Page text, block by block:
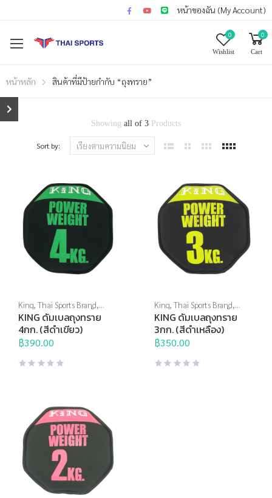
หน้าของฉัน (My Account)
0
Wishlist
0
Cart
หน้าหลัก สินค้าที่มีป้ายกำกับ “ถุงทราย”
Showing all of 3 Products
Sort by:
King,Thai Sports Brand,
ดัมเบล ,ถุงทราย ปลอกน้ำหนัก
สร้างกล้ามเนื้อ,อุปกรณ์บริหาร
กาย
KING ดัมเบลถุงทราย
4กก. (สีดำเขียว)
฿390.00
King,Thai Sports Brand,
ดัมเบล ,ถุงทราย ปลอกน้ำหนัก
สร้างกล้ามเนื้อ,อุปกรณ์บริหาร
กาย
KING ดัมเบลถุงทราย
3กก. (สีดำเหลือง)
฿350.00